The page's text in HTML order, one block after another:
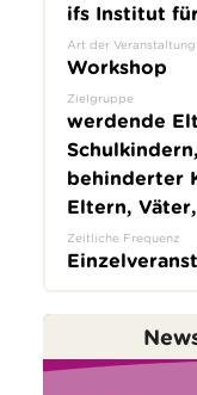
ifs Institut
Art der Veranstaltung
Workshop
Zielgruppe
werdende
behinderter
Eltern,
Zeitliche Frequenz